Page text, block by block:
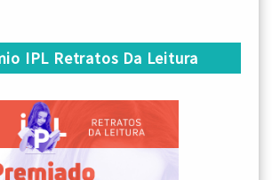
IPL Retratos Da Leitura